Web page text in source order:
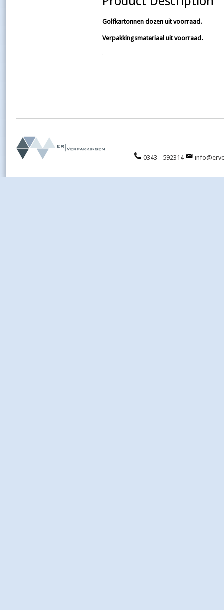
Golfkartonnen dozen uit voorraad.
Verpakkingsmateriaal uit voorraad.
0343 - 592314